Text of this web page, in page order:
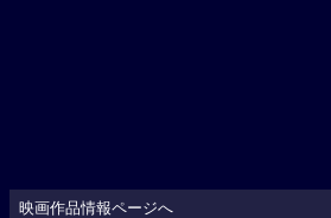
映画作品情報ページへ